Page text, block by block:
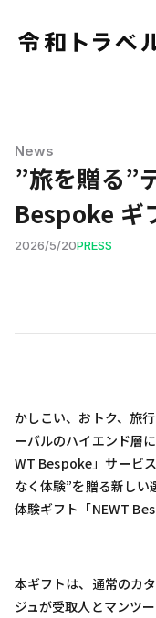
News
”旅を贈る”
Bespoke ギ
2026/5/20PRESS
かしこい、おトク、旅
ーバルのハイエンド層
WT Bespoke」サービ
なく体験”を贈る新し
体験ギフト「NEWT
本ギフトは、通常のカ
ジュが受取人とマンツ